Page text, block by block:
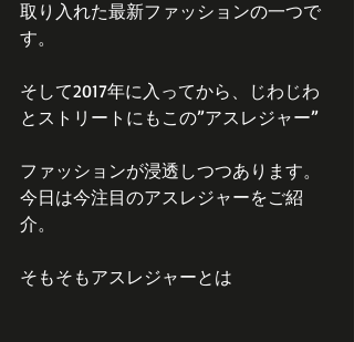
取り入れた最新ファッションの一つで
す。
そして2017年に入ってから、じわじわ
とストリートにもこの”アスレジャー”
ファッションが浸透しつつあります。
今日は今注目のアスレジャーをご紹
介。
そもそもアスレジャーとは